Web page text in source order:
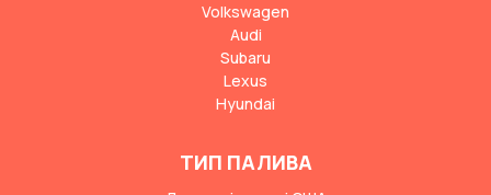
Volkswagen
Audi
Subaru
Lexus
Hyundai
ТИП ПАЛИВА